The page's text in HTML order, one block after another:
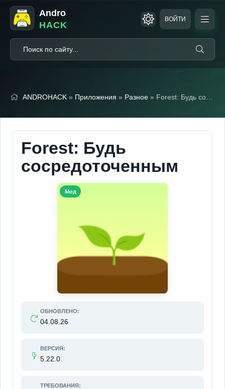
Andro
HACK
ВОЙТИ
ANDROHACK » Приложения » Разное » Forest: Будь сосредоточенным (Мод, Unlocked)
Forest: Будь
сосредоточенным
ОБНОВЛЕНО:
04.08.26
ВЕРСИЯ:
5.22.0
ТРЕБОВАНИЯ:
Мод